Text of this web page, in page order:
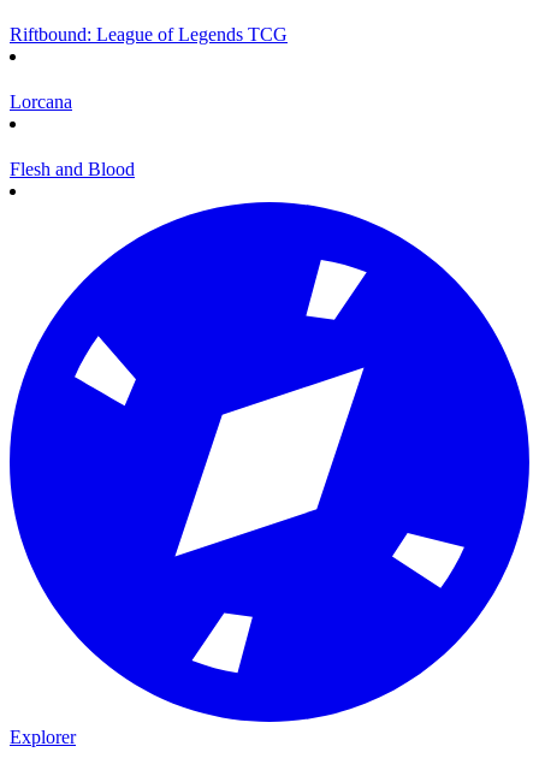
Riftbound: League of Legends TCG
Lorcana
Flesh and Blood
Explorer